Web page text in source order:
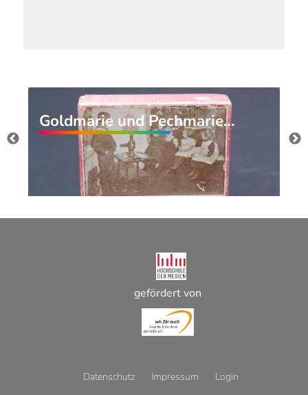
Goldmarie und Pechmarie…
gefördert von
Datenschutz Impressum Login